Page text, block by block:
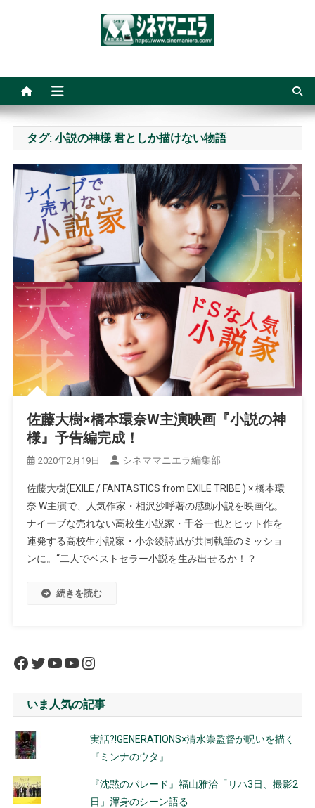
タグ: 小説の神様 君としか描けない物語
佐藤大樹×橋本環奈W主演映画『小説の神
様』予告編完成！
2020年2月19日 シネママニエラ編集部
佐藤大樹(EXILE / FANTASTICS from EXILE TRIBE ) × 橋本環
奈 W主演で、人気作家・相沢沙呼著の感動小説を映画化。
ナイーブな売れない高校生小説家・千谷一也とヒット作を
連発する高校生小説家・小余綾詩凪が共同執筆のミッショ
ンに。“二人でベストセラー小説を生み出せるか！？
続きを読む
Facebook
Twitter
YouTube
YouTube
Instagram
いま人気の記事
実話?!GENERATIONS×清水崇監督が呪いを描く
『ミンナのウタ』
『沈黙のパレード』福山雅治「リハ3日、撮影2
日」渾身のシーン語る